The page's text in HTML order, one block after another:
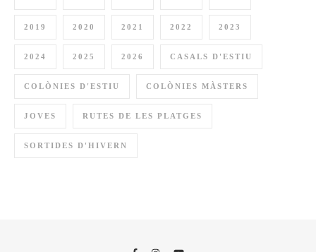
2019 2020 2021 2022 2023
2024 2025 2026 CASALS D'ESTIU
COLÒNIES D'ESTIU COLÒNIES MÀSTERS
JOVES RUTES DE LES PLATGES
SORTIDES D'HIVERN